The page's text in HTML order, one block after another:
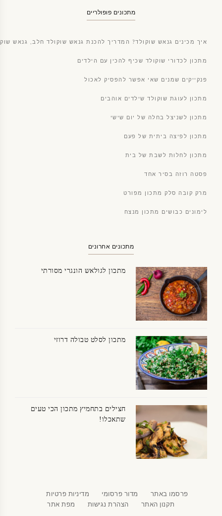
מתכונים פופולריים
איך מכינים גנאש שוקולד? המדריך להכנת גנאש שוקולד חלב, גנאש
מתכון לכדורי שוקולד שכיף להכין עם הילדים
פנקייקים שמנים שאי אפשר להפסיק לאכול
מתכון לעוגת שוקולד שילדים אוהבים
מתכון לשניצל בחלה של יום שישי
מתכון לפיצה ביתית של פעם
מתכון לחלות לשבת של בית
פסטה רוזה בסיר אחד
מרק קובה סלק מתכון מפורט
לימונים כבושים מתכון מנצח
מתכונים אחרונים
מתכון לגולאש הונגרי מסורתי
מתכון לסלט טבולה דרוזי
חצילים בתחמיץ מתכון הכי טעים
שתאכלו!
פרסמו באתר מדור פרסומי
מדיניות פרטיות
תקנון האתר
הצהרת נגישות מפת אתר